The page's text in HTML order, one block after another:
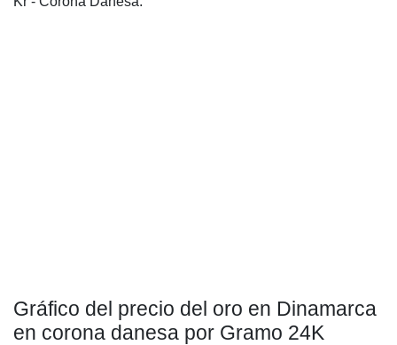
Gráfico del precio del oro en Dinamarca
en corona danesa por Gramo 24K